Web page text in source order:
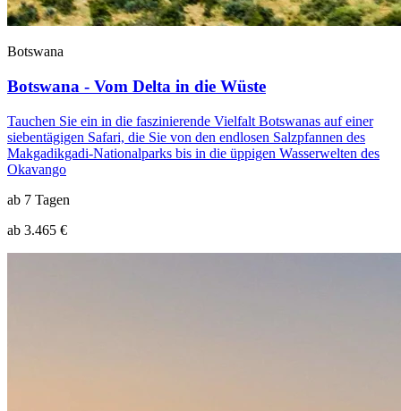
Botswana
Botswana - Vom Delta in die Wüste
Tauchen Sie ein in die faszinierende Vielfalt Botswanas auf einer
siebentägigen Safari, die Sie von den endlosen Salzpfannen des
Makgadikgadi-Nationalparks bis in die üppigen Wasserwelten des
Okavango
ab 7 Tagen
ab 3.465 €